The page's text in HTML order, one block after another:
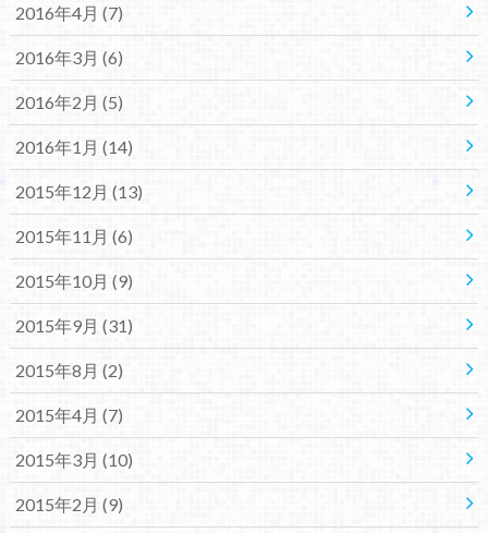
2016年4月 (7)
2016年3月 (6)
2016年2月 (5)
2016年1月 (14)
2015年12月 (13)
2015年11月 (6)
2015年10月 (9)
2015年9月 (31)
2015年8月 (2)
2015年4月 (7)
2015年3月 (10)
2015年2月 (9)